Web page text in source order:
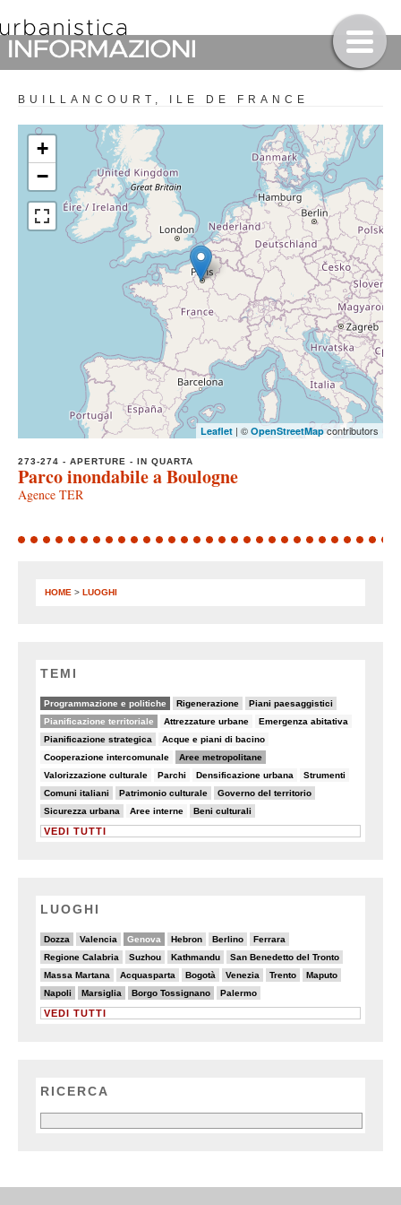
BUILLANCOURT, ILE DE FRANCE
+
−
Leaflet | © OpenStreetMap contributors
273-274 - APERTURE - IN QUARTA
Parco inondabile a Boulogne
Agence TER
HOME > LUOGHI
TEMI
Programmazione e politiche
64/82 Rigenerazione
14/82 Piani paesaggistici
10/82
Pianificazione territoriale
44/82 Attrezzature urbane
5/82 Emergenza abitativa
7/82
Pianificazione strategica
11/82 Acque e piani di bacino
5/82
Cooperazione intercomunale
7/82 Aree metropolitane
37/82
Valorizzazione culturale
6/82 Parchi
6/82 Densificazione urbana
8/82 Strumenti
6/82
Comuni italiani
18/82 Patrimonio culturale
9/82 Governo del territorio
19/82
Sicurezza urbana
10/82 Aree interne
8/82 Beni culturali
11/82
VEDI TUTTI
LUOGHI
Dozza
6/20 Valencia
5/20 Genova
11/20 Hebron
2/20 Berlino
2/20 Ferrara
2/20
Regione Calabria
4/20 Suzhou
2/20 Kathmandu
4/20 San Benedetto del Tronto
3/20
Massa Martana
2/20 Acquasparta
3/20 Bogotà
2/20 Venezia
4/20 Trento
5/20 Maputo
4/20
Napoli
7/20 Marsiglia
6/20 Borgo Tossignano
6/20 Palermo
2/20
VEDI TUTTI
RICERCA